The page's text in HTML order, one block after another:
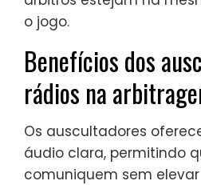
o jogo.
Benefícios dos
rádios na
Os auscultadores
áudio clara, permitindo
comuniquem sem